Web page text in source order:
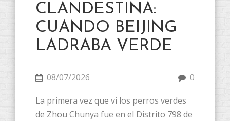
CLANDESTINA:
CUANDO BEIJING
LADRABA VERDE
08/07/2026 0
La primera vez que vi los perros verdes
de Zhou Chunya fue en el Distrito 798 de